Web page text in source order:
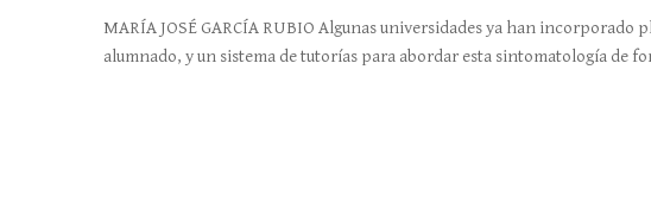
MARÍA JOSÉ GARCÍA RUBIO Algunas universidades ya han
alumnado, y un sistema de tutorías para abordar esta sintomatología de